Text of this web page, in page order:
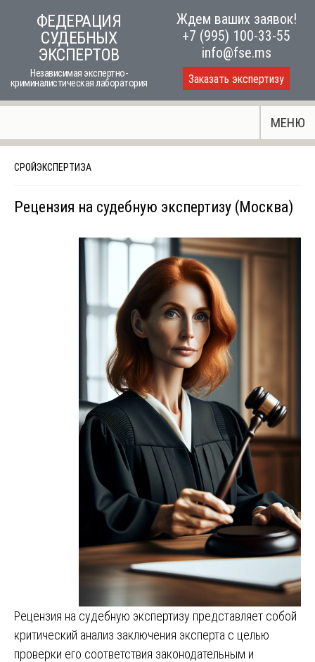
ФЕДЕРАЦИЯ
СУДЕБНЫХ
ЭКСПЕРТОВ
Независимая экспертно-
криминалистическая лаборатория
Ждем ваших заявок!
+7 (995) 100-33-55
info@fse.ms
Заказать экспертизу
МЕНЮ
СРОЙЭКСПЕРТИЗА
Рецензия на судебную экспертизу (Москва)
Рецензия на судебную экспертизу представляет собой
критический анализ заключения эксперта с целью
проверки его соответствия законодательным и